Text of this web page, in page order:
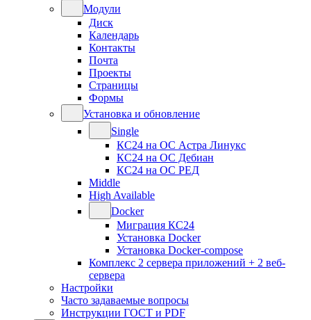
Модули
Диск
Календарь
Контакты
Почта
Проекты
Страницы
Формы
Установка и обновление
Single
КС24 на ОС Астра Линукс
КС24 на ОС Дебиан
КС24 на ОС РЕД
Middle
High Available
Docker
Миграция КС24
Установка Docker
Установка Docker-compose
Комплекс 2 сервера приложений + 2 веб-
сервера
Настройки
Часто задаваемые вопросы
Инструкции ГОСТ и PDF